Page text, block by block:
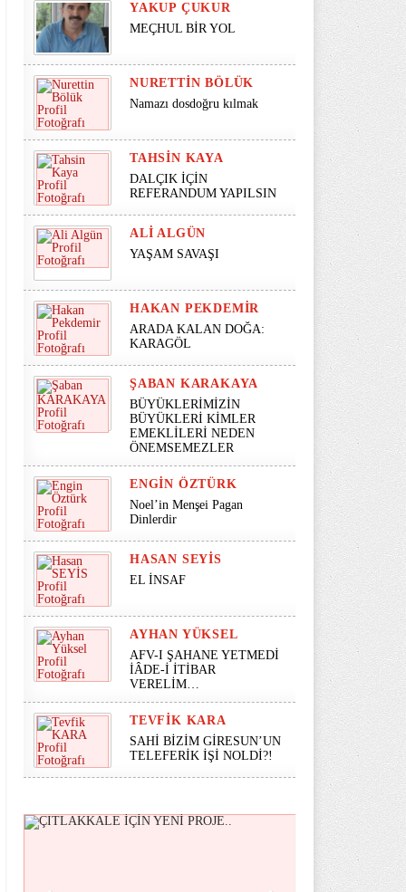
YAKUP ÇUKUR
MEÇHUL BİR YOL
NURETTIN BÖLÜK
Namazı dosdoğru kılmak
TAHSIN KAYA
DALÇIK İÇİN
REFERANDUM YAPILSIN
ALI ALGÜN
YAŞAM SAVAŞI
HAKAN PEKDEMIR
ARADA KALAN DOĞA:
KARAGÖL
ŞABAN KARAKAYA
BÜYÜKLERİMİZİN
BÜYÜKLERİ KİMLER
EMEKLİLERİ NEDEN
ÖNEMSEMEZLER
ENGIN ÖZTÜRK
Noel’in Menşei Pagan
Dinlerdir
HASAN SEYİS
EL İNSAF
AYHAN YÜKSEL
AFV-I ŞAHANE YETMEDİ
İÂDE-İ İTİBAR
VERELİM…
TEVFIK KARA
SAHİ BİZİM GİRESUN’UN
TELEFERİK İŞİ NOLDİ?!